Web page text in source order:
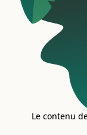
Le contenu